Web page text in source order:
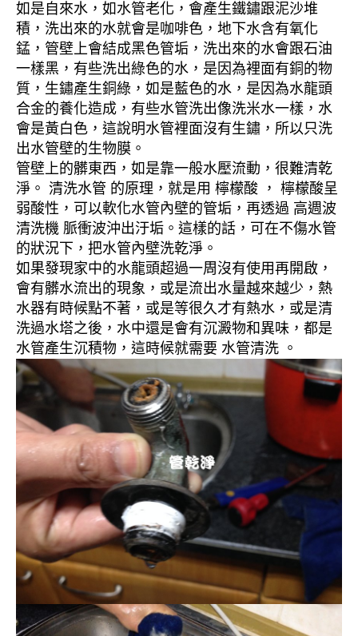
如是自來水，如水管老化，會產生鐵鏽跟泥沙堆
積，洗出來的水就會是咖啡色，地下水含有氧化
錳，管壁上會結成黑色管垢，洗出來的水會跟石油
一樣黑，有些洗出綠色的水，是因為裡面有銅的物
質，生鏽產生銅綠，如是藍色的水，是因為水龍頭
合金的養化造成，有些水管洗出像洗米水一樣，水
會是黃白色，這說明水管裡面沒有生鏽，所以只洗
出水管壁的生物膜。
管壁上的髒東西，如是靠一般水壓流動，很難清乾
淨。 清洗水管 的原理，就是用 檸檬酸 ， 檸檬酸呈
弱酸性，可以軟化水管內壁的管垢，再透過 高週波
清洗機 脈衝波沖出汙垢。這樣的話，可在不傷水管
的狀況下，把水管內壁洗乾淨。
如果發現家中的水龍頭超過一周沒有使用再開啟，
會有髒水流出的現象，或是流出水量越來越少，熱
水器有時候點不著，或是等很久才有熱水，或是清
洗過水塔之後，水中還是會有沉澱物和異味，都是
水管產生沉積物，這時候就需要 水管清洗 。